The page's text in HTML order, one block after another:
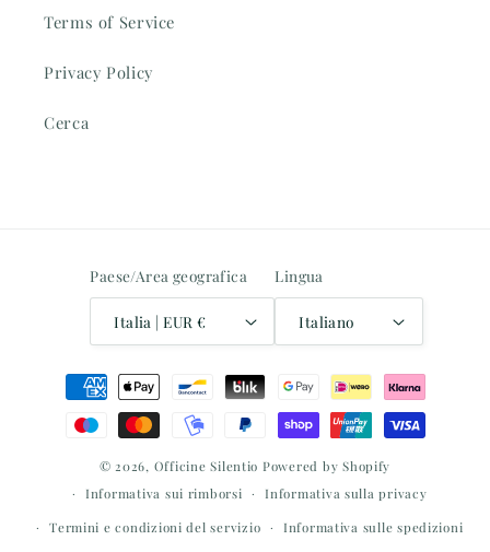
Terms of Service
Privacy Policy
Cerca
Paese/Area geografica
Italia | EUR €
Lingua
Italiano
Metodi
pagamento
© 2026, Officine Silentio Powered by Shopify
Informativa sui rimborsi
Informativa sulla privacy
Termini e condizioni del servizio Informativa sulle spedizioni